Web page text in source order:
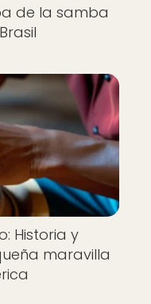
de la samba
Historia y
maravilla